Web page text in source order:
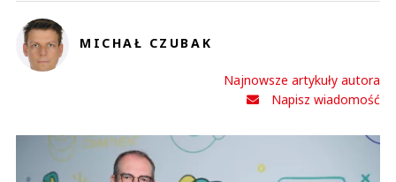
MICHAŁ CZUBAK
Najnowsze artykuły autora
Napisz wiadomość